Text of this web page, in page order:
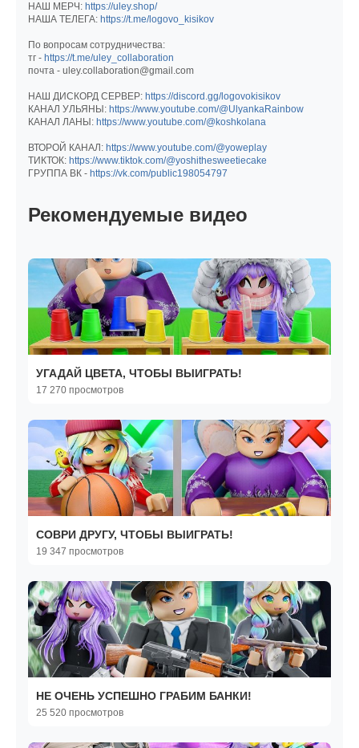
НАШ МЕРЧ: https://uley.shop/
НАША ТЕЛЕГА: https://t.me/logovo_kisikov
По вопросам сотрудничества:
тг - https://t.me/uley_collaboration
почта - uley.collaboration@gmail.com
НАШ ДИСКОРД СЕРВЕР: https://discord.gg/logovokisikov
КАНАЛ УЛЬЯНЫ: https://www.youtube.com/@UlyankaRainbow
КАНАЛ ЛАНЫ: https://www.youtube.com/@koshkolana
ВТОРОЙ КАНАЛ: https://www.youtube.com/@yoweplay
ТИКТОК: https://www.tiktok.com/@yoshithesweetiecake
ГРУППА ВК - https://vk.com/public198054797
Рекомендуемые видео
УГАДАЙ ЦВЕТА, ЧТОБЫ ВЫИГРАТЬ!
17 270 просмотров
СОВРИ ДРУГУ, ЧТОБЫ ВЫИГРАТЬ!
19 347 просмотров
НЕ ОЧЕНЬ УСПЕШНО ГРАБИМ БАНКИ!
25 520 просмотров